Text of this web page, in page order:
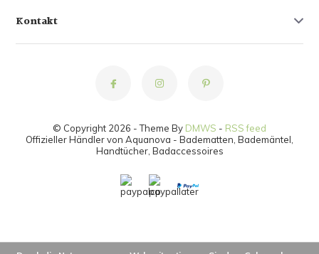
Kontakt
© Copyright 2026 - Theme By DMWS - RSS feed
Offizieller Händler von Aquanova - Badematten, Bademäntel,
Handtücher, Badaccessoires